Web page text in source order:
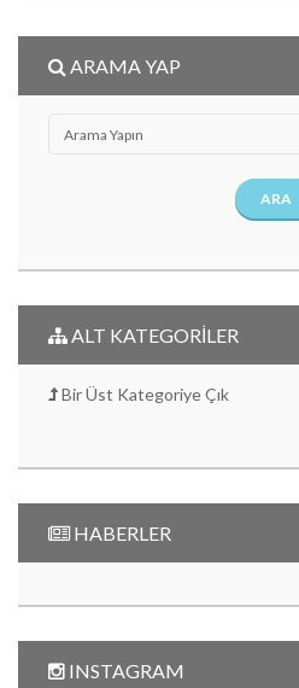
ARAMA YAP
ARA
ALT KATEGORİLER
Bir Üst Kategoriye Çık
HABERLER
INSTAGRAM